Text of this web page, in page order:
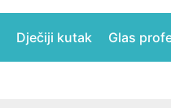
Dječiji kutak Glas